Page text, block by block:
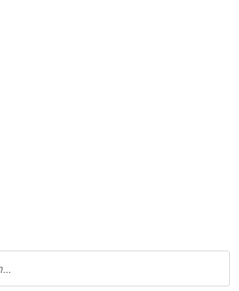
meerdere variaties. Deze optie